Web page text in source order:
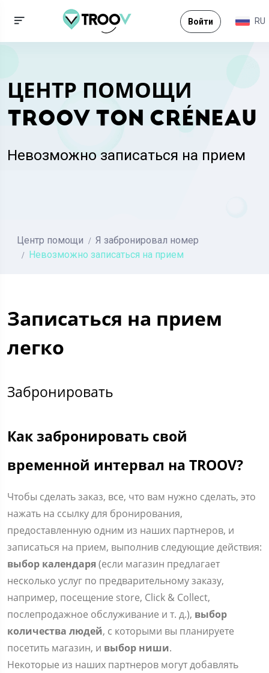
Войти RU
ЦЕНТР ПОМОЩИ
TROOV TON CRÉNEAU
Невозможно записаться на прием
Центр помощи
Я забронировал номер
Невозможно записаться на прием
Записаться на прием
легко
Забронировать
Как забронировать свой
временной интервал на TROOV?
Чтобы сделать заказ, все, что вам нужно сделать, это
нажать на ссылку для бронирования,
предоставленную одним из наших партнеров, и
записаться на прием, выполнив следующие действия:
выбор календаря(если магазин предлагает
несколько услуг по предварительному заказу,
например, посещение store, Click & Collect,
послепродажное обслуживание и т. д.), выбор
количества людей, с которыми вы планируете
посетить магазин, и выбор ниши.
Некоторые из наших партнеров могут добавлять